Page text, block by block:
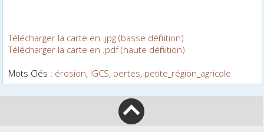
Télécharger la carte en .jpg (basse définition)
Télécharger la carte en .pdf (haute définition)
Mots Clés : érosion, IGCS, pertes, petite_région_agricole